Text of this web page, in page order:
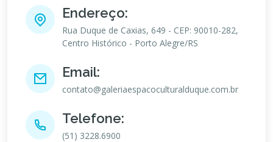
Endereço:
Rua Duque de Caxias, 649 - CEP: 90010-282,
Centro Histórico - Porto Alegre/RS
Email:
contato@galeriaespacoculturalduque.com.br
Telefone:
(51) 3228.6900